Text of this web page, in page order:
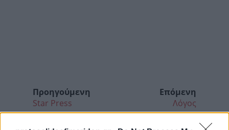
Προηγούμενη
Star Press
Επόμενη
Λόγος